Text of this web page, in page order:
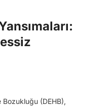
(DEHB),